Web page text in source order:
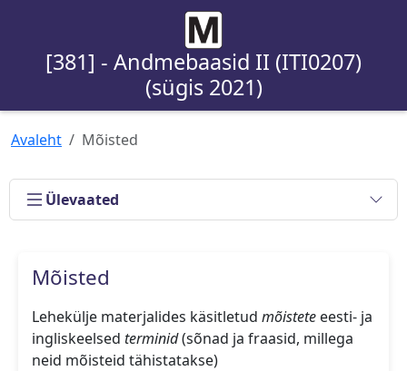
[381] - Andmebaasid II (ITI0207)
(sügis 2021)
Avaleht Mõisted
Ülevaated
Mõisted
Lehekülje materjalides käsitletud mõistete eesti- ja
ingliskeelsed terminid(sõnad ja fraasid, millega
neid mõisteid tähistatakse)